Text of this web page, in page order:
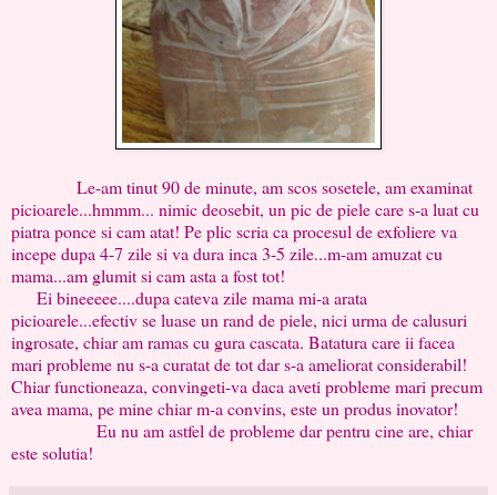
Le-am tinut 90 de minute, am scos sosetele, am examinat
picioarele...hmmm... nimic deosebit, un pic de piele care s-a luat cu
piatra ponce si cam atat! Pe plic scria ca procesul de exfoliere va
incepe dupa 4-7 zile si va dura inca 3-5 zile...m-am amuzat cu
mama...am glumit si cam asta a fost tot!
Ei bineeeee....dupa cateva zile mama mi-a arata
picioarele...efectiv se luase un rand de piele, nici urma de calusuri
ingrosate, chiar am ramas cu gura cascata. Batatura care ii facea
mari probleme nu s-a curatat de tot dar s-a ameliorat considerabil!
Chiar functioneaza, convingeti-va daca aveti probleme mari precum
avea mama, pe mine chiar m-a convins, este un produs inovator!
Eu nu am astfel de probleme dar pentru cine are, chiar
este solutia!